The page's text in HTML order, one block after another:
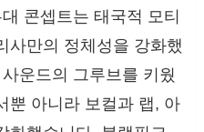
콘셉트는 태국적 모티
사만의 정체성을 강화했
운드의 그루브를 키웠
뿐 아니라 보컬과 랩, 아